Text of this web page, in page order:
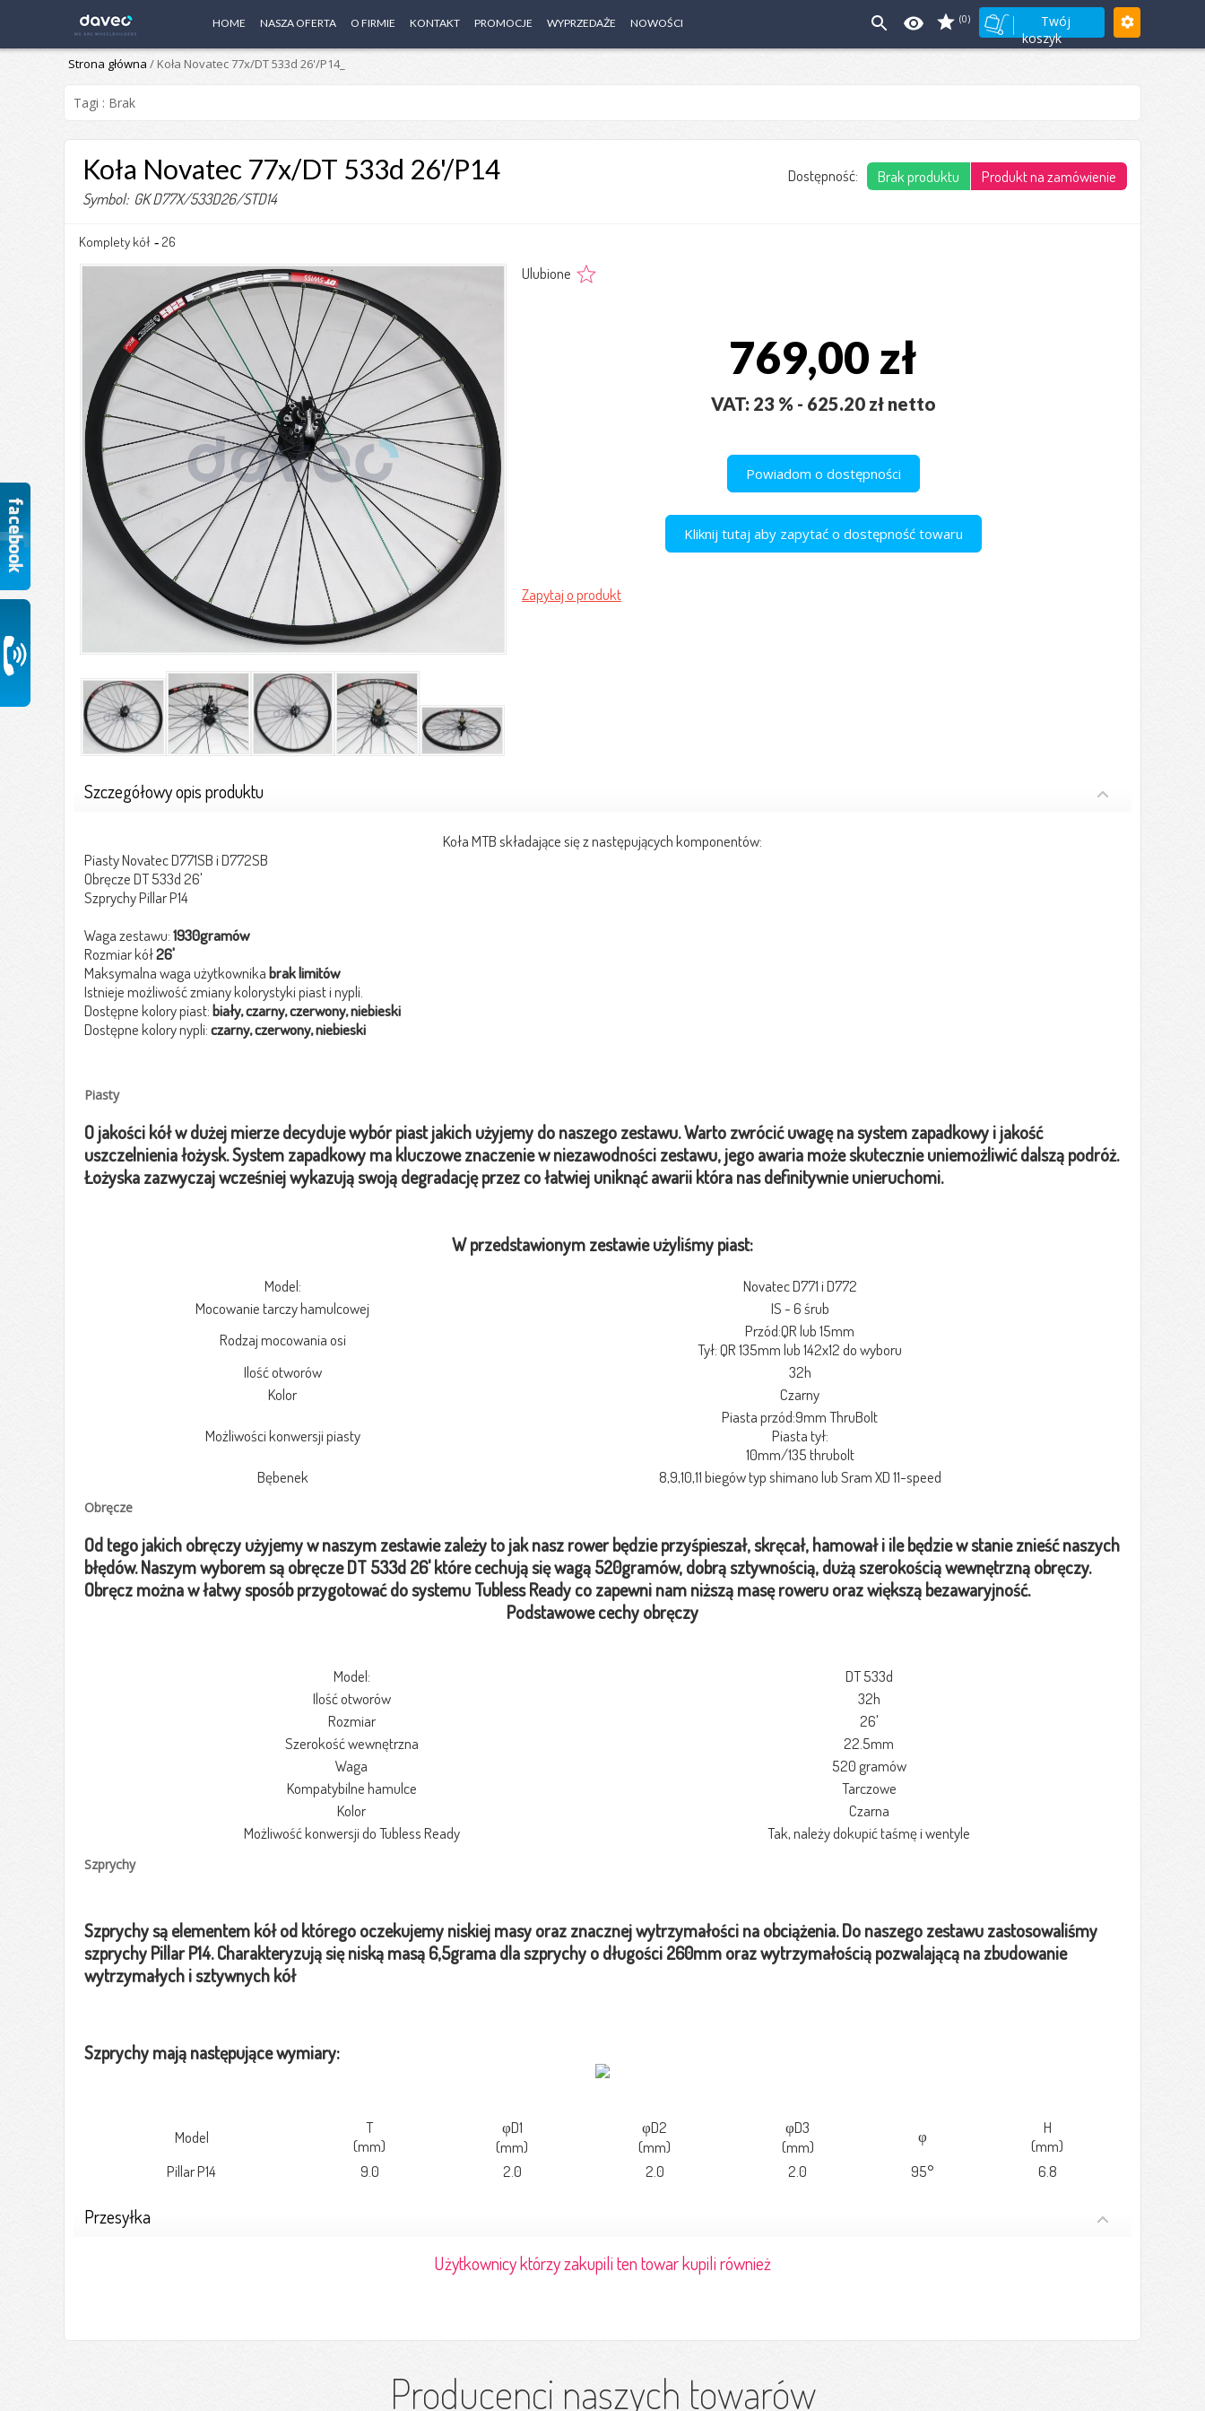
HOME NASZA OFERTA O FIRMIE KONTAKT PROMOCJE WYPRZEDAŻE NOWOŚCI (0)
Twój
koszyk
Strona główna / Koła Novatec 77x/DT 533d 26'/P14_
Tagi : Brak
Koła Novatec 77x/DT 533d 26'/P14
Symbol: GK D77X/533D26/STD14
Komplety kół - 26
Dostępność: Brak produktu Produkt na zamówienie
Ulubione
769,00 zł
VAT: 23 % - 625.20 zł netto
Powiadom o dostępności
Kliknij tutaj aby zapytać o dostępność towaru
Zapytaj o produkt
Szczegółowy opis produktu
Koła MTB składające się z następujących komponentów:
Piasty Novatec D771SB i D772SB
Obręcze DT 533d 26'
Szprychy Pillar P14
Waga zestawu:1930gramów
Rozmiar kół26'
Maksymalna waga użytkownikabrak limitów
Istnieje możliwość zmiany kolorystyki piast i nypli.
Dostępne kolory piast:biały, czarny, czerwony, niebieski
Dostępne kolory nypli:czarny, czerwony, niebieski
Piasty
O jakości kół w dużej mierze decyduje wybór piast jakich użyjemy do naszego zestawu. Warto zwrócić uwagę na system zapadkowy i jakość
uszczelnienia łożysk. System zapadkowy ma kluczowe znaczenie w niezawodności zestawu, jego awaria może skutecznie uniemożliwić dalszą podróż.
Łożyska zazwyczaj wcześniej wykazują swoją degradację przez co łatwiej uniknąć awarii która nas definitywnie unieruchomi.
W przedstawionym zestawie użyliśmy piast:
Model:
Novatec D771 i D772
Mocowanie tarczy hamulcowej
IS - 6 śrub
Rodzaj mocowania osi
Przód:QR lub 15mm
Tył: QR 135mm lub 142x12 do wyboru
Ilość otworów
32h
Kolor
Czarny
Możliwości konwersji piasty
Piasta przód:9mm ThruBolt
Piasta tył:
10mm/135 thrubolt
Bębenek
8,9,10,11 biegów typ shimano lub Sram XD 11-speed
Obręcze
Od tego jakich obręczy użyjemy w naszym zestawie zależy to jak nasz rower będzie przyśpieszał, skręcał, hamował i ile będzie w stanie znieść naszych
błędów. Naszym wyborem są obręcze DT 533d 26' które cechują się wagą 520gramów, dobrą sztywnością, dużą szerokością wewnętrzną obręczy.
Obręcz można w łatwy sposób przygotować do systemu Tubless Ready co zapewni nam niższą masę roweru oraz większą bezawaryjność.
Podstawowe cechy obręczy
Model:
DT 533d
Ilość otworów
32h
Rozmiar
26'
Szerokość wewnętrzna
22.5mm
Waga
520 gramów
Kompatybilne hamulce
Tarczowe
Kolor
Czarna
Możliwość konwersji do Tubless Ready
Tak, należy dokupić taśmę i wentyle
Szprychy
Szprychy są elementem kół od którego oczekujemy niskiej masy oraz znacznej wytrzymałości na obciążenia. Do naszego zestawu zastosowaliśmy
szprychy Pillar P14. Charakteryzują się niską masą 6,5grama dla szprychy o długości 260mm oraz wytrzymałością pozwalającą na zbudowanie
wytrzymałych i sztywnych kół
Szprychy mają następujące wymiary:
Model
T
(mm)
φD1
(mm)
φD2
(mm)
φD3
(mm)
φ
H
(mm)
Pillar P14
9.0 2.0 2.0 2.0 95° 6.8
Przesyłka
Użytkownicy którzy zakupili ten towar kupili również
Producenci naszych towarów